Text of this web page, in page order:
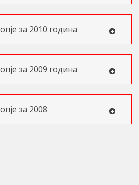
за 2010 година
за 2009 година
за 2008